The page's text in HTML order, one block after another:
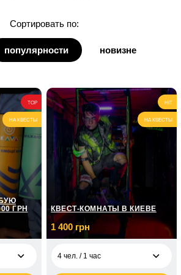
Сортировать по:
популярности новизне
TOP
НА КВЕСТЫ
ГРН
HIT
НА КВЕСТЫ
КВЕСТ-КОМНАТЫ В КИЕВЕ
1 400 грн
4 чел. / 1 час